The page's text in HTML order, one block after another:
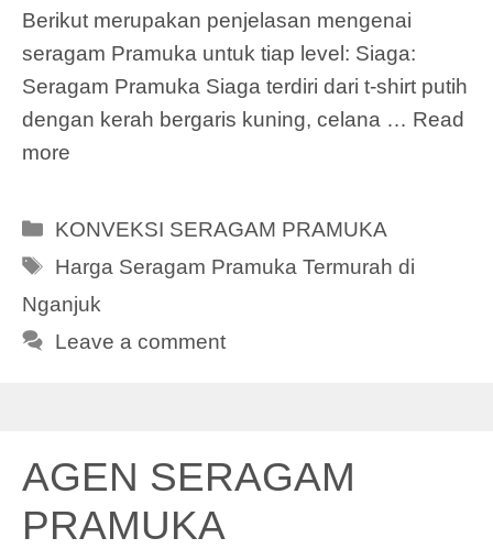
Berikut merupakan penjelasan mengenai
seragam Pramuka untuk tiap level: Siaga:
Seragam Pramuka Siaga terdiri dari t-shirt putih
dengan kerah bergaris kuning, celana … Read
more
Categories
KONVEKSI SERAGAM PRAMUKA
Tags
Harga Seragam Pramuka Termurah di
Nganjuk
Leave a comment
AGEN SERAGAM
PRAMUKA